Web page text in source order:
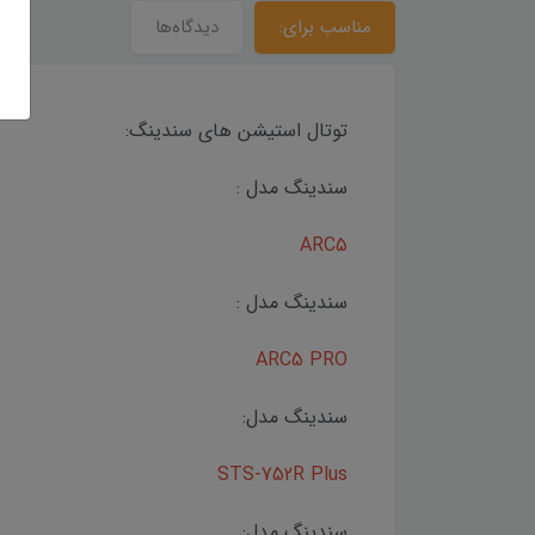
مناسب برای: دیدگاه‌ها
توتال استیشن های سندینگ:
سندینگ مدل :
ARC5
سندینگ مدل :
ARC5 PRO
سندینگ مدل:
STS-752R Plus